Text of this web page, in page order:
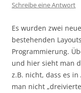
Schreibe eine Antwort
Es wurden zwei
bestehenden
Programmierung.
und hier sieht man
z.B. nicht, dass es
man nicht